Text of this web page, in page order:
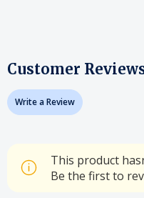
Customer
Write a Review
This product
Be the first to